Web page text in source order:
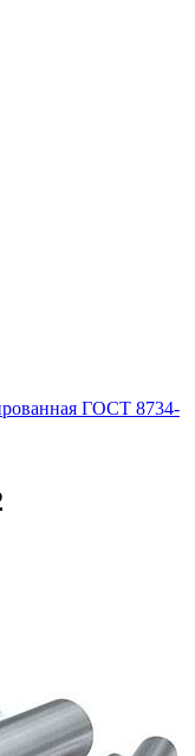
ГОСТ 8734-